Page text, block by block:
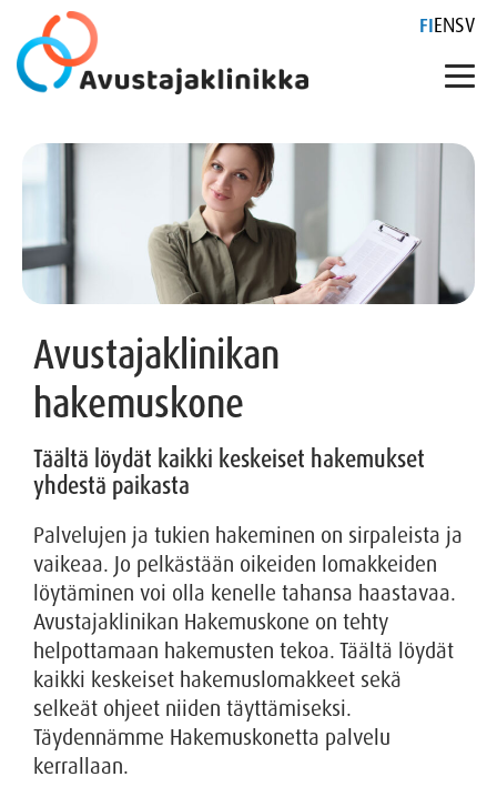
content
FIENSV
Avustajaklinikan
hakemuskone
Täältä löydät kaikki keskeiset hakemukset
yhdestä paikasta
Palvelujen ja tukien hakeminen on sirpaleista ja
vaikeaa. Jo pelkästään oikeiden lomakkeiden
löytäminen voi olla kenelle tahansa haastavaa.
Avustajaklinikan Hakemuskone on tehty
helpottamaan hakemusten tekoa. Täältä löydät
kaikki keskeiset hakemuslomakkeet sekä
selkeät ohjeet niiden täyttämiseksi.
Täydennämme Hakemuskonetta palvelu
kerrallaan.